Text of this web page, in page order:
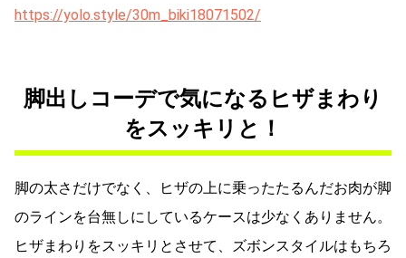
https://yolo.style/30m_biki18071502/
脚出しコーデで気になるヒザまわり
をスッキリと！
脚の太さだけでなく、ヒザの上に乗ったたるんだお肉が脚
のラインを台無しにしているケースは少なくありません。
ヒザまわりをスッキリとさせて、ズボンスタイルはもちろ